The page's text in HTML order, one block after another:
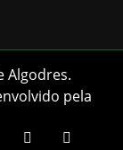
Algodres.
pela